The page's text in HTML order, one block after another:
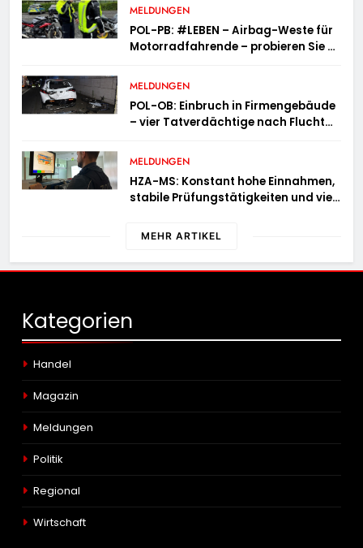
MELDUNGEN
POL-PB: #LEBEN – Airbag-Weste für
Motorradfahrende – probieren Sie es
MELDUNGEN
POL-OB: Einbruch in Firmengebäude
– vier Tatverdächtige nach Flucht
MELDUNGEN
HZA-MS: Konstant hohe Einnahmen,
stabile Prüfungstätigkeiten und viel
Hauptzollamt Münster zieht für 2025
MEHR ARTIKEL
Kategorien
Handel
Magazin
Meldungen
Politik
Regional
Wirtschaft